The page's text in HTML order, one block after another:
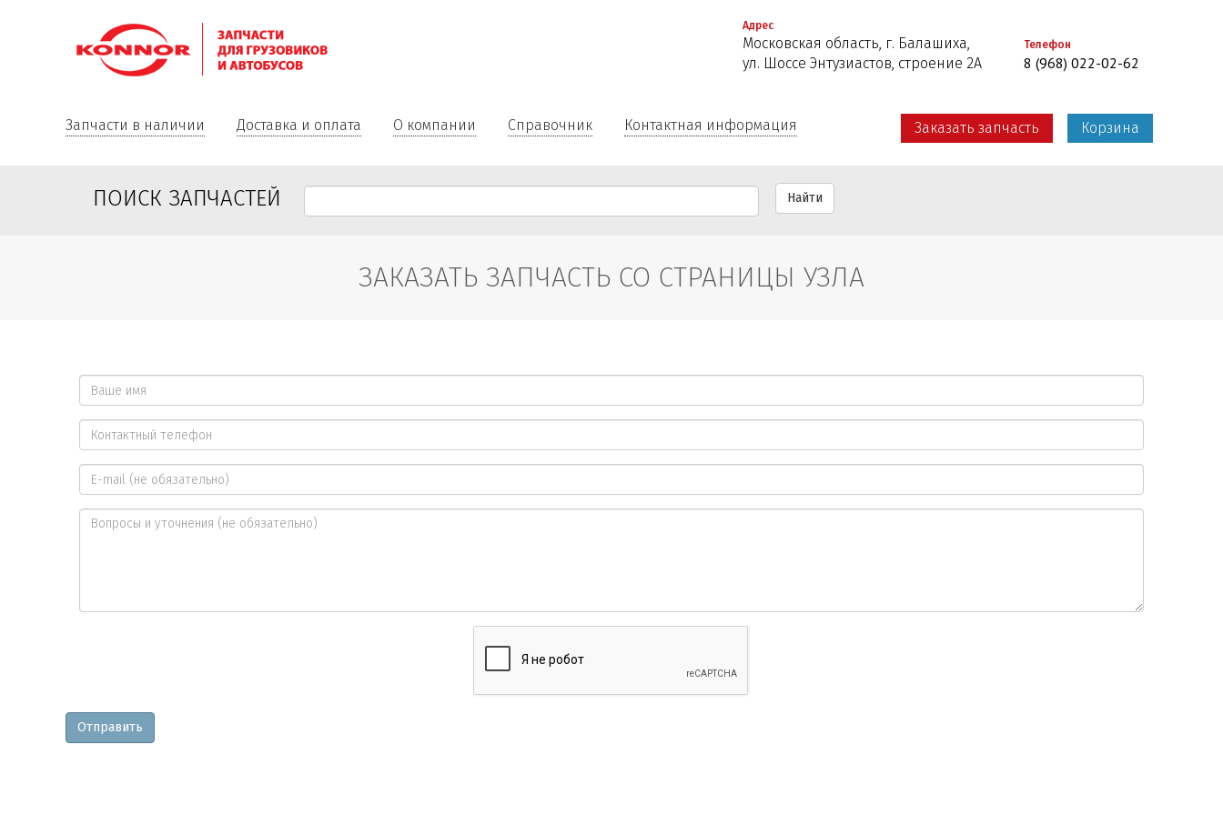
Адрес
Московская область, г. Балашиха,
ул. Шоссе Энтузиастов, строение 2А
Телефон
8 (968) 022-02-62
Запчасти в наличии Доставка и оплата О компании Справочник Контактная информация Заказать запчасть Корзина
ПОИСК ЗАПЧАСТЕЙ Найти
ЗАКАЗАТЬ ЗАПЧАСТЬ СО СТРАНИЦЫ УЗЛА
Ваше
имя
*
Контактный
телефон
*
E-
mail
Отправить